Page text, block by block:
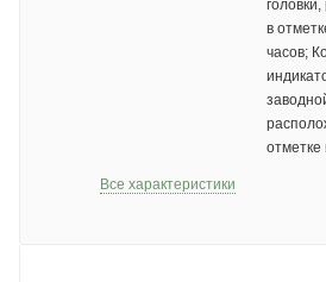
в
часов;
отметке
Все характеристики